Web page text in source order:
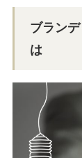
ブラン
は